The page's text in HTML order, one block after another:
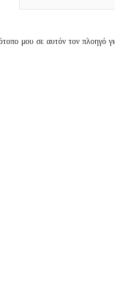
μου σε αυτόν τον πλοηγό